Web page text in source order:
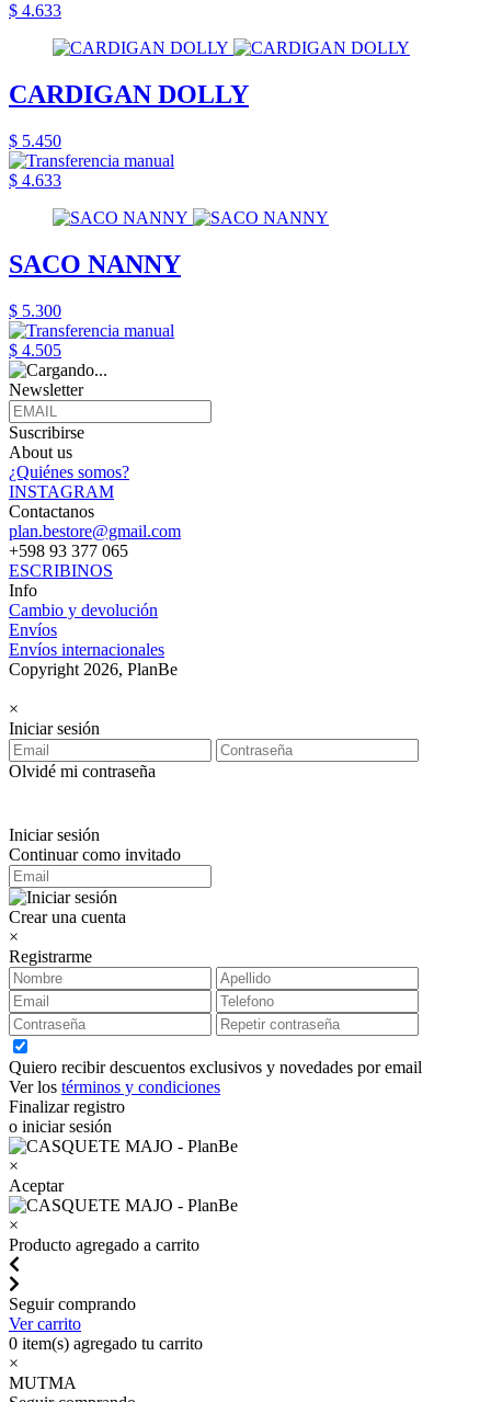
$ 4.633
CARDIGAN DOLLY
$ 5.450
$ 4.633
SACO NANNY
$ 5.300
$ 4.505
Newsletter
Suscribirse
About us
¿Quiénes somos?
INSTAGRAM
Contactanos
plan.bestore@gmail.com
+598 93 377 065
ESCRIBINOS
Info
Cambio y devolución
Envíos
Envíos internacionales
Copyright 2026, PlanBe
×
Iniciar sesión
Olvidé mi contraseña
Iniciar sesión
Continuar como invitado
Crear una cuenta
×
Registrarme
Quiero recibir descuentos exclusivos y novedades por email
Ver los términos y condiciones
Finalizar registro
o iniciar sesión
×
Aceptar
×
Producto agregado a carrito
Seguir comprando
Ver carrito
0 item(s) agregado tu carrito
×
MUTMA